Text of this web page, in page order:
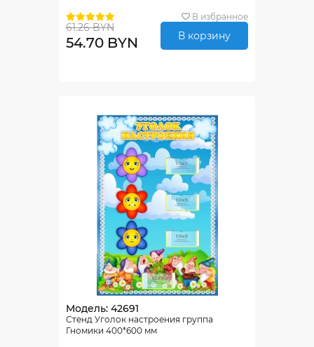
В избранное
61.26 BYN
54.70 BYN В корзину
Модель: 42691
Стенд Уголок настроения группа
Гномики 400*600 мм